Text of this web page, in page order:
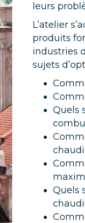
leurs
L’atelier
produits
industries
sujets
Quels
Quels